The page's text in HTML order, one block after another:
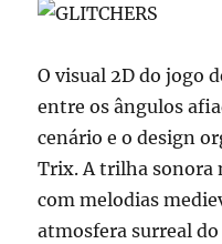
O visual 2D do jogo
entre os ângulos
cenário e o design
Trix. A trilha sonora
com melodias
atmosfera surreal